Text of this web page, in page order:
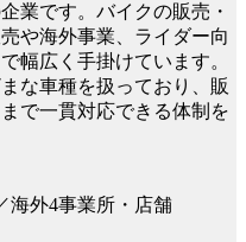
業です。バイクの販売・
や海外事業、ライダー向
幅広く手掛けています。
な車種を扱っており、販
で一貫対応できる体制を
海外4事業所・店舗